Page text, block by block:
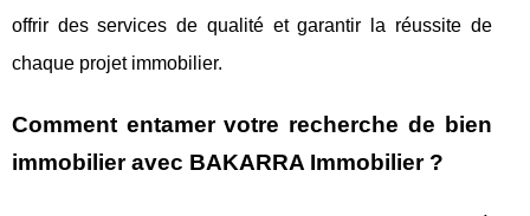
offrir des services de qualité et garantir la réussite de
chaque projet immobilier.
Comment entamer votre recherche de bien
immobilier avec BAKARRA Immobilier ?